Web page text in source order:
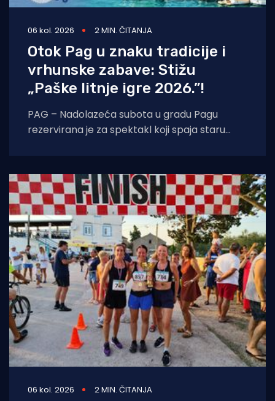
06 kol. 2026 2 MIN. ČITANJA
Otok Pag u znaku tradicije i
vrhunske zabave: Stižu
„Paške litnje igre 2026.”!
PAG – Nadolazeća subota u gradu Pagu
rezervirana je za spektakl koji spaja staru
06 kol. 2026 2 MIN. ČITANJA